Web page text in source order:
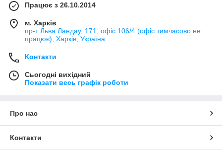
Працює з 26.10.2014
м. Харків
пр-т Льва Ландау, 171, офіс 106/4 (офіс тимчасово не
працює), Харків, Україна
Контакти
Сьогодні вихідний
Показати весь графік роботи
Про нас
Контакти